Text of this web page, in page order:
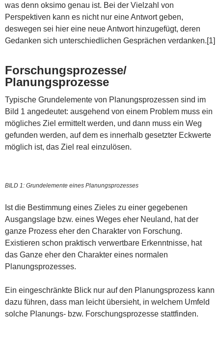
was denn oksimo genau ist. Bei der Vielzahl von
Perspektiven kann es nicht nur eine Antwort geben,
deswegen sei hier eine neue Antwort hinzugefügt, deren
Gedanken sich unterschiedlichen Gesprächen verdanken.[1]
Forschungsprozesse/
Planungsprozesse
Typische Grundelemente von Planungsprozessen sind im
Bild 1 angedeutet: ausgehend von einem Problem muss ein
mögliches Ziel ermittelt werden, und dann muss ein Weg
gefunden werden, auf dem es innerhalb gesetzter Eckwerte
möglich ist, das Ziel real einzulösen.
BILD 1: Grundelemente eines Planungsprozesses
Ist die Bestimmung eines Zieles zu einer gegebenen
Ausgangslage bzw. eines Weges eher Neuland, hat der
ganze Prozess eher den Charakter von Forschung.
Existieren schon praktisch verwertbare Erkenntnisse, hat
das Ganze eher den Charakter eines normalen
Planungsprozesses.
Ein eingeschränkte Blick nur auf den Planungsprozess kann
dazu führen, dass man leicht übersieht, in welchem Umfeld
solche Planungs- bzw. Forschungsprozesse stattfinden.